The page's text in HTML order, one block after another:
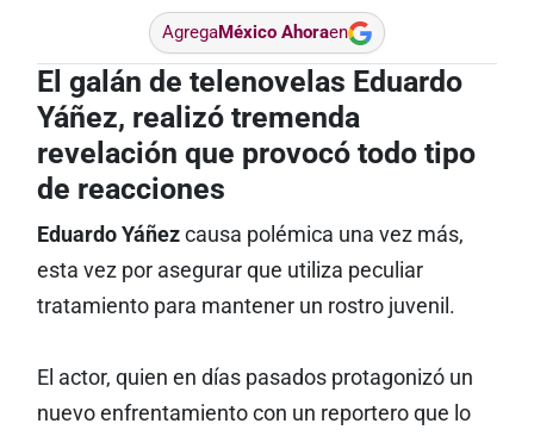
AgregaMéxico Ahoraen
El galán de telenovelas Eduardo
Yáñez, realizó tremenda
revelación que provocó todo tipo
de reacciones
Eduardo Yáñezcausa polémica una vez más,
esta vez por asegurar que utiliza peculiar
tratamiento para mantener un rostro juvenil.
El actor, quien en días pasados protagonizó un
nuevo enfrentamiento con un reportero que lo